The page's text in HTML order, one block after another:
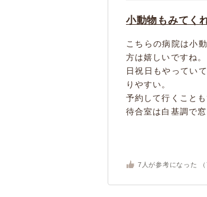
小動物もみてく
こちらの病院は小
方は嬉しいですね。
日祝日もやってい
りやすい。
予約して行くこと
待合室は白基調で窓
7 人が参考になった （